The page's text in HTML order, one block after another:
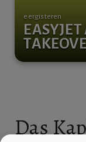
eergisteren
Das